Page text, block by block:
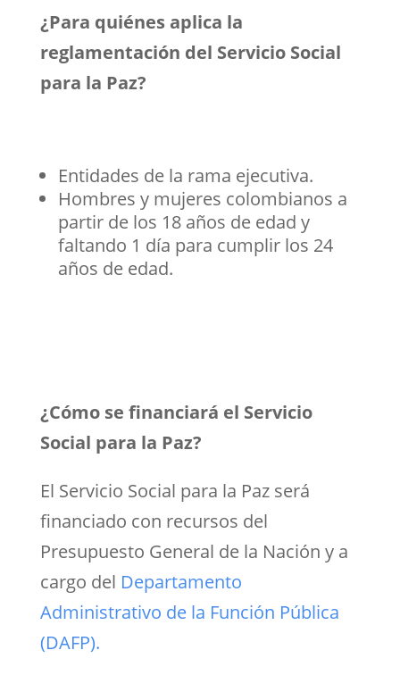
¿Para quiénes aplica la
reglamentación del Servicio Social
para la Paz?
Entidades de la rama ejecutiva.
Hombres y mujeres colombianos a
partir de los 18 años de edad y
faltando 1 día para cumplir los 24
años de edad.
¿Cómo se financiará el Servicio
Social para la Paz?
El Servicio Social para la Paz será
financiado con recursos del
Presupuesto General de la Nación y a
cargo del Departamento
Administrativo de la Función Pública
(DAFP).